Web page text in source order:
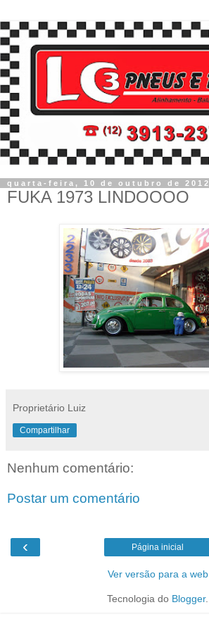
quarta-feira, 10 de outubro de 2012
FUKA 1973 LINDOOOO
Proprietário Luiz
Compartilhar
Nenhum comentário:
Postar um comentário
‹ Página inicial
Ver versão para a web
Tecnologia do Blogger.